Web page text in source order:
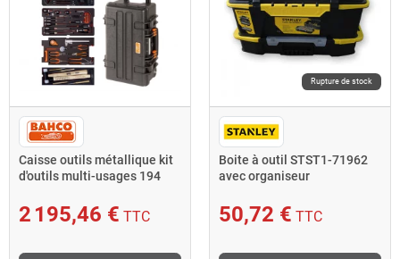
Caisse outils métallique kit
d'outils multi-usages 194
2 195,46 € TTC
Rupture de stock
Boite à outil STST1-71962
avec organiseur
50,72 € TTC